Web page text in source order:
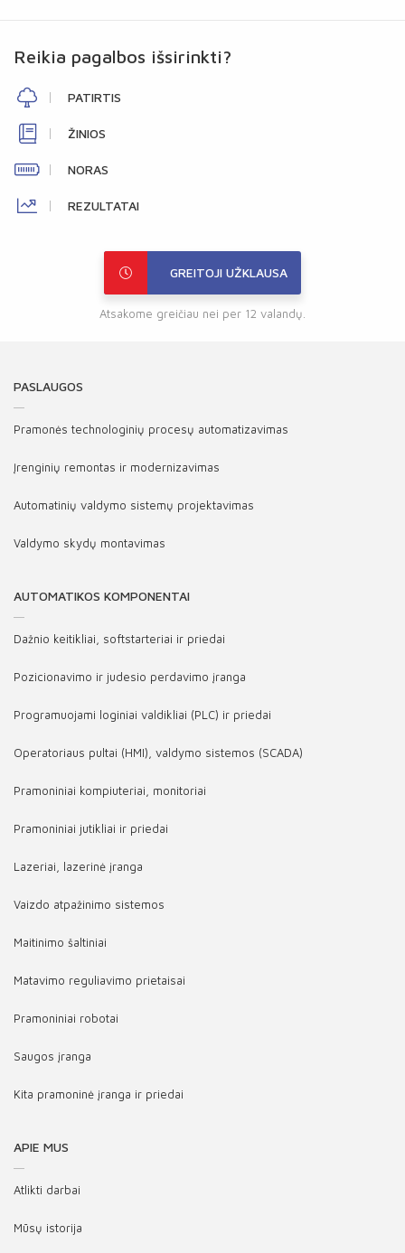
Reikia pagalbos išsirinkti?
PATIRTIS
ŽINIOS
NORAS
REZULTATAI
GREITOJI UŽKLAUSA
Atsakome greičiau nei per 12 valandų.
PASLAUGOS
Pramonės technologinių procesų automatizavimas
Įrenginių remontas ir modernizavimas
Automatinių valdymo sistemų projektavimas
Valdymo skydų montavimas
AUTOMATIKOS KOMPONENTAI
Dažnio keitikliai, softstarteriai ir priedai
Pozicionavimo ir judesio perdavimo įranga
Programuojami loginiai valdikliai (PLC) ir priedai
Operatoriaus pultai (HMI), valdymo sistemos (SCADA)
Pramoniniai kompiuteriai, monitoriai
Pramoniniai jutikliai ir priedai
Lazeriai, lazerinė įranga
Vaizdo atpažinimo sistemos
Maitinimo šaltiniai
Matavimo reguliavimo prietaisai
Pramoniniai robotai
Saugos įranga
Kita pramoninė įranga ir priedai
APIE MUS
Atlikti darbai
Mūsų istorija